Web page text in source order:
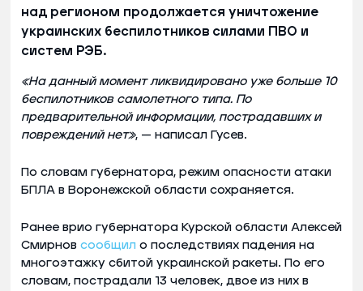
над регионом продолжается уничтожение
украинских беспилотников силами ПВО и
систем РЭБ.
«На данный момент ликвидировано уже больше 10
беспилотников самолетного типа. По
предварительной информации, пострадавших и
повреждений нет», — написал Гусев.
По словам губернатора, режим опасности атаки
БПЛА в Воронежской области сохраняется.
Ранее врио губернатора Курской области Алексей
Смирнов сообщил о последствиях падения на
многоэтажку сбитой украинской ракеты. По его
словам, пострадали 13 человек, двое из них в